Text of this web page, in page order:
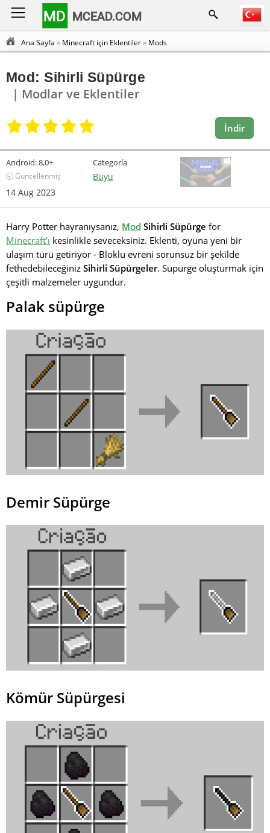
MD MCEAD.COM
Ana Sayfa » Minecraft için Eklentiler» Mods
Mod: Sihirli Süpürge
| Modlar ve Eklentiler
İndir
Android:8,0+
🕣 Güncellenmiş
14 Aug 2023
Categoría
Büyü
Harry Potter hayranıysanız, Mod Sihirli Süpürge for
Minecraft'ı kesinlikle seveceksiniz. Eklenti, oyuna yeni bir
ulaşım türü getiriyor - Bloklu evreni sorunsuz bir şekilde
fethedebileceğiniz Sihirli Süpürgeler. Süpürge oluşturmak için
çeşitli malzemeler uygundur.
Palak süpürge
Demir Süpürge
Kömür Süpürgesi